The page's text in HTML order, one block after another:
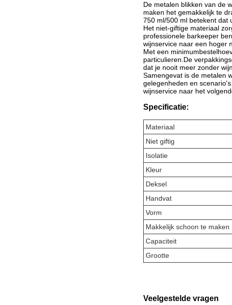
De metalen blikken van de
maken het gemakkelijk te
750 ml/500 ml betekent dat
Het niet-giftige materiaal
professionele barkeeper
wijnservice naar een hoger
Met een
particulieren.De
dat je nooit meer zonder
Samengevat is de metalen
gelegenheden en
wijnservice naar het
Specificatie:
Materiaal
Niet giftig
Isolatie
Kleur
Deksel
Handvat
Vorm
Makkelijk schoon te maken
Capaciteit
Grootte
Veelgestelde vragen